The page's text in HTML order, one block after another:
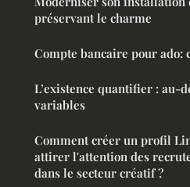
préservant le charme
Compte bancaire pour
L’existence quantifier : au-
variables
Comment créer un profil
attirer l'attention des
dans le secteur créatif ?